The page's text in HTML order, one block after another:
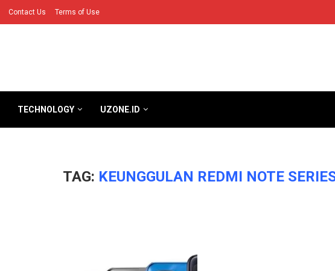
Contact Us Terms of Use
TECHNOLOGY UZONE.ID
TAG: KEUNGGULAN REDMI NOTE